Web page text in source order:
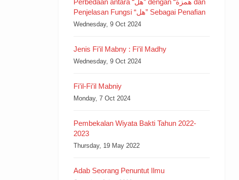
Perbedaan antara “هل” dengan “همزة dan
Penjelasan Fungsi “هل” Sebagai Penafian
Wednesday, 9 Oct 2024
Jenis Fi’il Mabny : Fi’il Madhy
Wednesday, 9 Oct 2024
Fi’il-Fi’il Mabniy
Monday, 7 Oct 2024
Pembekalan Wiyata Bakti Tahun 2022-
2023
Thursday, 19 May 2022
Adab Seorang Penuntut Ilmu